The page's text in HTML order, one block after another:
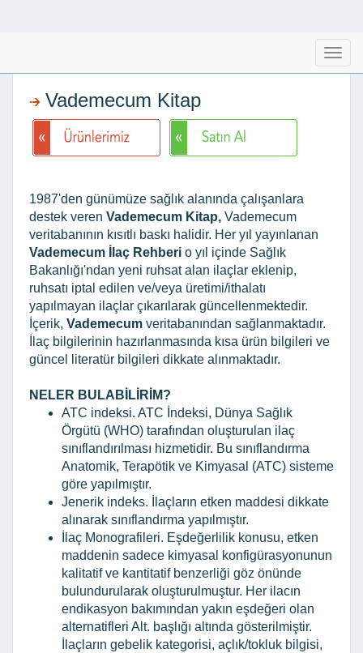
Vademecum Kitap
1987'den günümüze sağlık alanında çalışanlara
destek veren Vademecum Kitap, Vademecum
veritabanının kısıtlı baskı halidir. Her yıl yayınlanan
Vademecum İlaç Rehberi o yıl içinde Sağlık
Bakanlığı'ndan yeni ruhsat alan ilaçlar eklenip,
ruhsatı iptal edilen ve/veya üretimi/ithalatı
yapılmayan ilaçlar çıkarılarak güncellenmektedir.
İçerik, Vademecum veritabanından sağlanmaktadır.
İlaç bilgilerinin hazırlanmasında kısa ürün bilgileri ve
güncel literatür bilgileri dikkate alınmaktadır.
NELER BULABİLİRİM?
ATC indeksi. ATC İndeksi, Dünya Sağlık
Örgütü (WHO) tarafından oluşturulan ilaç
sınıflandırılması hizmetidir. Bu sınıflandırma
Anatomik, Terapötik ve Kimyasal (ATC) sisteme
göre yapılmıştır.
Jenerik indeks. İlaçların etken maddesi dikkate
alınarak sınıflandırma yapılmıştır.
İlaç Monografileri. Eşdeğerlilik konusu, etken
maddenin sadece kimyasal konfigürasyonunun
kalitatif ve kantitatif benzerliği göz önünde
bulundurularak oluşturulmuştur. Her ilacın
endikasyon bakımından yakın eşdeğeri olan
alternatifleri Alt. başlığı altında gösterilmiştir.
İlaçların gebelik kategorisi, açlık/tokluk bilgisi,